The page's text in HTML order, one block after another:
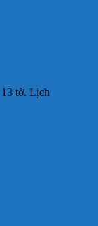
tờ. Lịch